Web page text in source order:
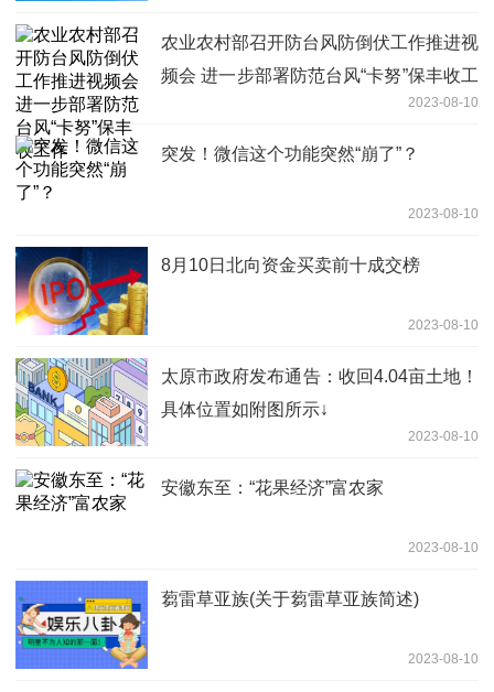
农业农村部召开防台风防倒伏工作推进视
频会 进一步部署防范台风“卡努”保丰收工
2023-08-10
突发！微信这个功能突然“崩了”？
2023-08-10
8月10日北向资金买卖前十成交榜
2023-08-10
太原市政府发布通告：收回4.04亩土地！
具体位置如附图所示↓
2023-08-10
安徽东至：“花果经济”富农家
2023-08-10
蒭雷草亚族(关于蒭雷草亚族简述)
2023-08-10